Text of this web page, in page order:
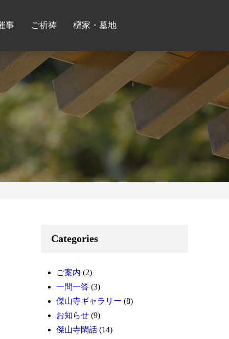
事 ご祈祷 檀家・墓地
Categories
ご案内 (2)
一問一答 (3)
傑山寺ギャラリー (8)
お知らせ (9)
傑山寺閑話 (14)